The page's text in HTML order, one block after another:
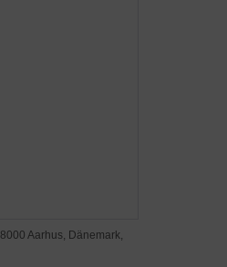
Aarhus, Dänemark,